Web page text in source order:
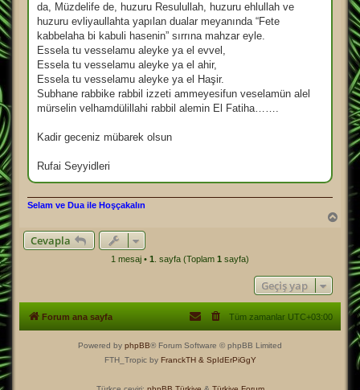
da, Müzdelife de, huzuru Resulullah, huzuru ehlullah ve
huzuru evliyaullahta yapılan dualar meyanında “Fete
kabbelaha bi kabuli hasenin” sırrına mahzar eyle.
Essela tu vesselamu aleyke ya el evvel,
Essela tu vesselamu aleyke ya el ahir,
Essela tu vesselamu aleyke ya el Haşir.
Subhane rabbike rabbil izzeti ammeyesifun veselamün alel
mürselin velhamdülillahi rabbil alemin El Fatiha…….
Kadir geceniz mübarek olsun
Rufai Seyyidleri
Selam ve Dua ile Hoşçakalın
Cevapla
1 mesaj • 1 . sayfa (Toplam 1 sayfa)
Geçiş yap
Forum ana sayfa Tüm zamanlar UTC+03:00
Powered by phpBB® Forum Software © phpBB Limited
FTH_Tropic by FranckTH & SpIdErPiGgY